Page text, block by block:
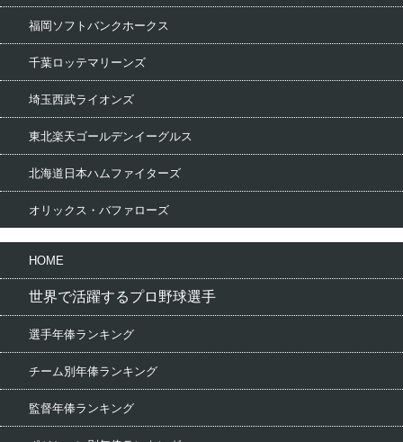
福岡ソフトバンクホークス
千葉ロッテマリーンズ
埼玉西武ライオンズ
東北楽天ゴールデンイーグルス
北海道日本ハムファイターズ
オリックス・バファローズ
HOME
世界で活躍するプロ野球選手
選手年俸ランキング
チーム別年俸ランキング
監督年俸ランキング